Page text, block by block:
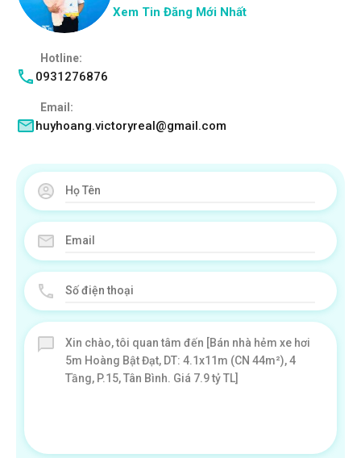
Xem Tin Đăng Mới Nhất
Hotline:
0931276876
Email:
huyhoang.victoryreal@gmail.com